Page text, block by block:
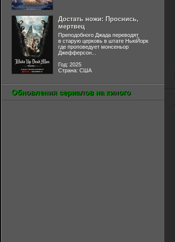
Достать ножи: Проснись,
мертвец
Преподобного Джада переводят
в старую церковь в штате НьюЙорк
где проповедует монсеньор
Джефферсон...
Год: 2025
Страна: США
Обновления сериалов на киного